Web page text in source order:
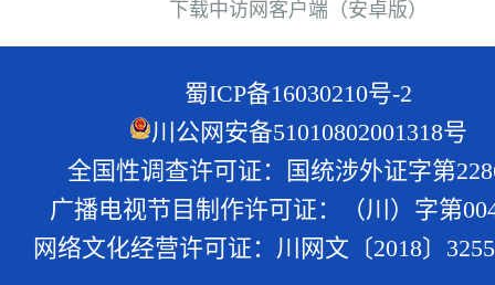
下载中访网客户端（安卓版）
蜀ICP备16030210号-2
川公网安备51010802001318号
全国性调查许可证：国统涉外证字第
广播电视节目制作许可证：（川）字第
网络文化经营许可证：川网文〔2018〕